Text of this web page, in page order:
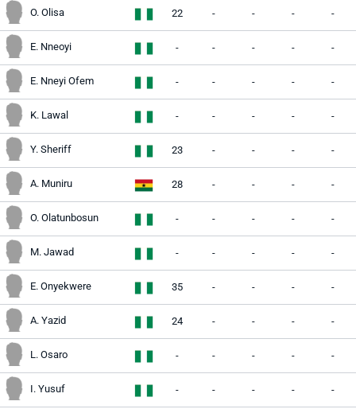
O. Olisa 22 - - - -
E. Nneoyi - - - - -
E. Nneyi Ofem - - - - -
K. Lawal - - - - -
Y. Sheriff 23 - - - -
A. Muniru 28 - - - -
O. Olatunbosun - - - - -
M. Jawad - - - - -
E. Onyekwere 35 - - - -
A. Yazid 24 - - - -
L. Osaro - - - - -
I. Yusuf - - - - -